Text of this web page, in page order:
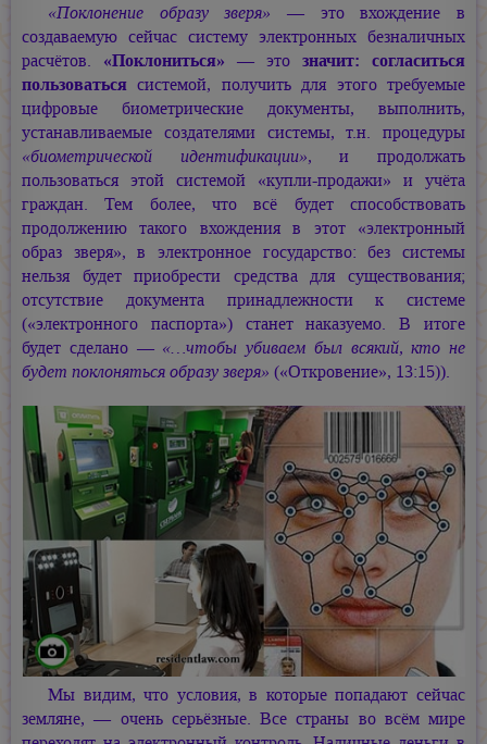
«Поклонение образу зверя» — это вхождение в
создаваемую сейчас систему электронных безналичных
расчётов. «Поклониться» — это значит: согласиться
пользоваться системой, получить для этого требуемые
цифровые биометрические документы, выполнить,
устанавливаемые создателями системы, т.н. процедуры
«биометрической идентификации», и продолжать
пользоваться этой системой «купли-продажи» и учёта
граждан. Тем более, что всё будет способствовать
продолжению такого вхождения в этот «электронный
образ зверя», в электронное государство: без системы
нельзя будет приобрести средства для существования;
отсутствие документа принадлежности к системе
(«электронного паспорта») станет наказуемо. В итоге
будет сделано — «…чтобы убиваем был всякий, кто не
будет поклоняться образу зверя» («Откровение», 13:15)).
Мы видим, что условия, в которые попадают сейчас
земляне, — очень серьёзные. Все страны во всём мире